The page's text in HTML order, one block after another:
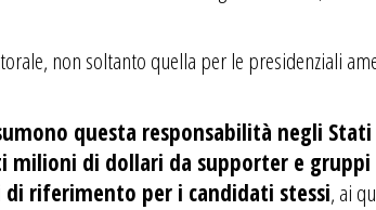
non soltanto quella per le presidenziali
questa responsabilità negli
milioni di dollari da supporter e
riferimento per i candidati stessi, ai